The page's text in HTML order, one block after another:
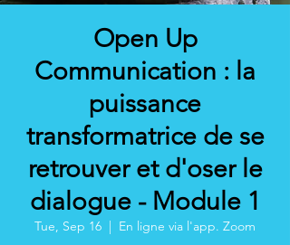
Open Up
Communication : la
puissance
transformatrice de se
retrouver et d'oser le
dialogue - Module 1
Tue, Sep 16
  |
En ligne via l'app. Zoom